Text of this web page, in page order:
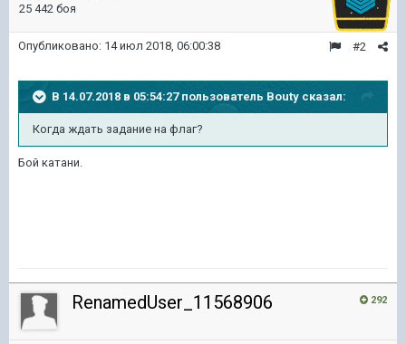
25 442 боя
#2
Опубликовано: 14 июл 2018, 06:00:38
В 14.07.2018 в 05:54:27 пользователь Bouty сказал:
Когда ждать задание на флаг?
Бой катани.
292
RenamedUser_11568906